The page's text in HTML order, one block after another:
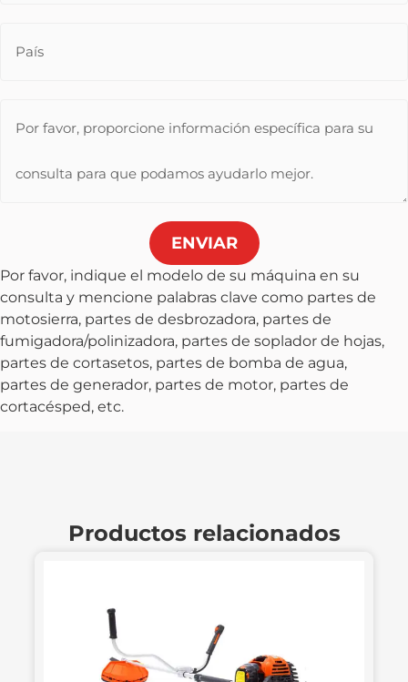
ENVIAR
Por favor, indique el modelo de su máquina en su
consulta y mencione palabras clave como partes de
motosierra, partes de desbrozadora, partes de
fumigadora/polinizadora, partes de soplador de hojas,
partes de cortasetos, partes de bomba de agua,
partes de generador, partes de motor, partes de
cortacésped, etc.
Productos relacionados